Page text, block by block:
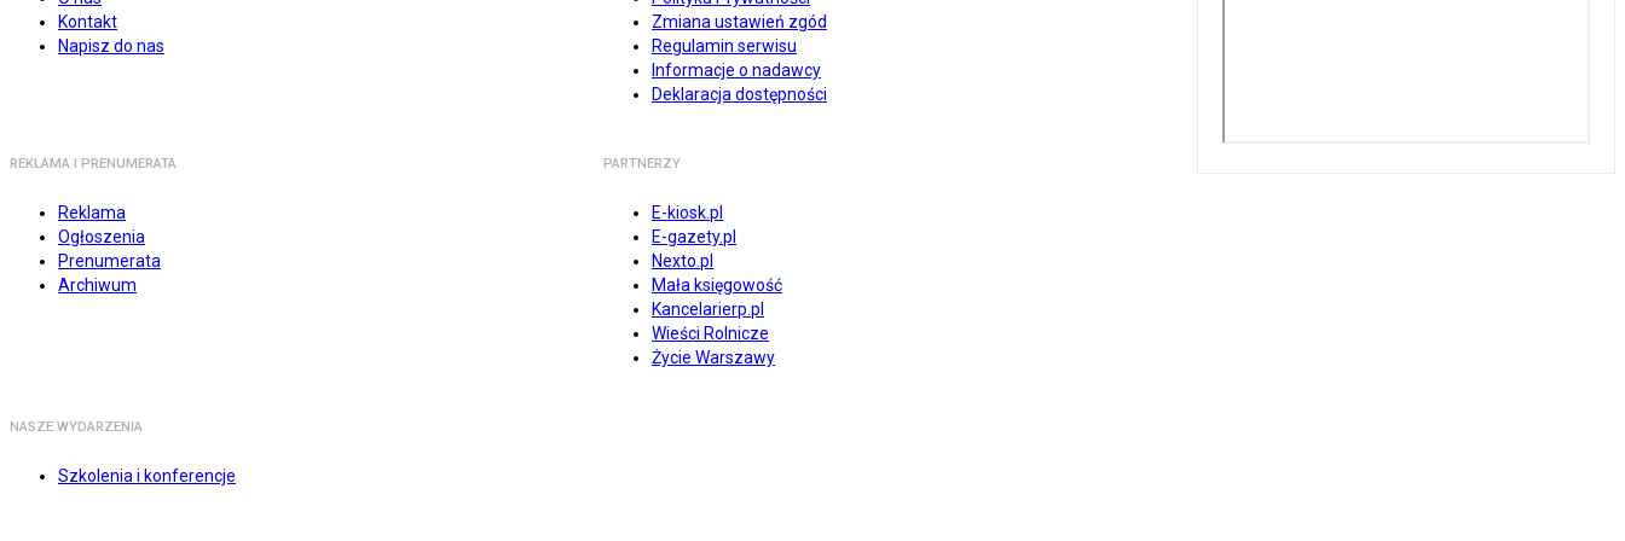
Kontakt
Napisz do nas
Zmiana ustawień zgód
Regulamin serwisu
Informacje o nadawcy
Deklaracja dostępności
REKLAMA I PRENUMERATA
Reklama
Ogłoszenia
Prenumerata
Archiwum
PARTNERZY
E-kiosk.pl
E-gazety.pl
Nexto.pl
Mała księgowość
Kancelarierp.pl
Wieści Rolnicze
Życie Warszawy
NASZE WYDARZENIA
Szkolenia i konferencje